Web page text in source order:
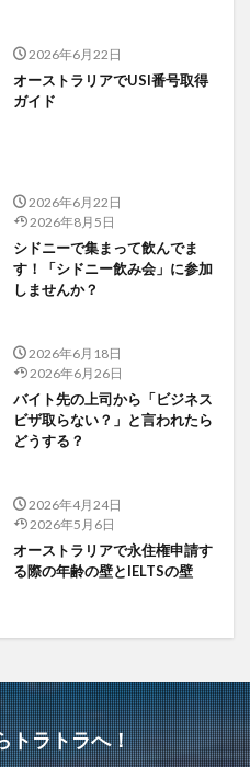
2026年6月22日
オーストラリアでUSI番号取得
ガイド
2026年6月22日
2026年8月5日
シドニーで集まって飲んでま
す！「シドニー飲み会」に参加
しませんか？
2026年6月18日
2026年6月26日
バイト先の上司から「ビジネス
ビザ取らない？」と言われたら
どうする？
2026年4月24日
2026年5月6日
オーストラリアで永住権申請す
る際の年齢の壁とIELTSの壁
トラトラへ！